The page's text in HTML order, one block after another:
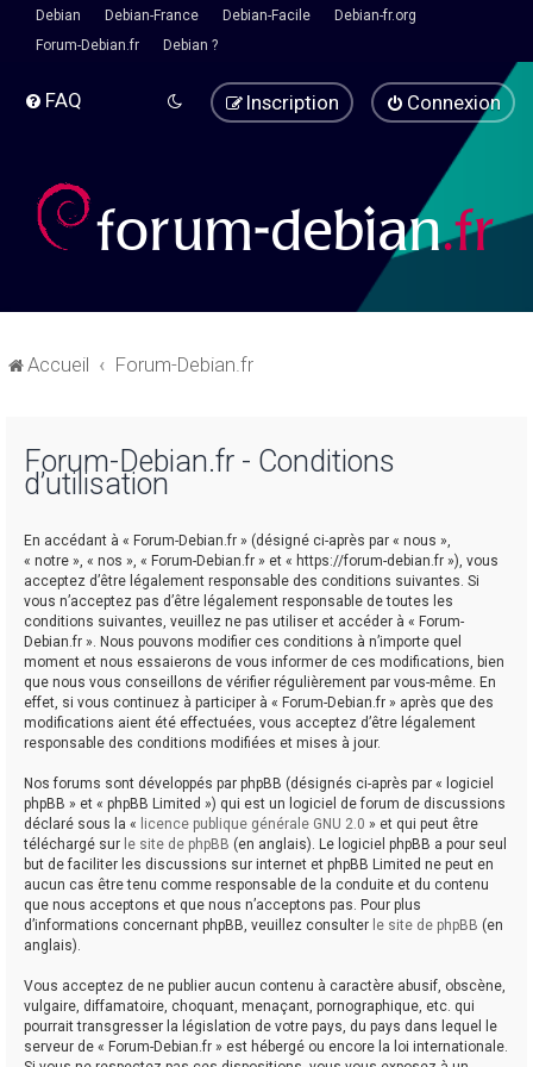
Debian Debian-France Debian-Facile
Debian-fr.org
Forum-Debian.fr
Debian ?
FAQ Connexion
Inscription
Accueil Forum-Debian.fr
Forum-Debian.fr - Conditions
d’utilisation
En accédant à « Forum-Debian.fr » (désigné ci-après par « nous »,
« notre », « nos », « Forum-Debian.fr » et « https://forum-debian.fr »), vous
acceptez d’être légalement responsable des conditions suivantes. Si
vous n’acceptez pas d’être légalement responsable de toutes les
conditions suivantes, veuillez ne pas utiliser et accéder à « Forum-
Debian.fr ». Nous pouvons modifier ces conditions à n’importe quel
moment et nous essaierons de vous informer de ces modifications, bien
que nous vous conseillons de vérifier régulièrement par vous-même. En
effet, si vous continuez à participer à « Forum-Debian.fr » après que des
modifications aient été effectuées, vous acceptez d’être légalement
responsable des conditions modifiées et mises à jour.
Nos forums sont développés par phpBB (désignés ci-après par « logiciel
phpBB » et « phpBB Limited ») qui est un logiciel de forum de discussions
déclaré sous la « licence publique générale GNU 2.0 » et qui peut être
téléchargé sur le site de phpBB (en anglais). Le logiciel phpBB a pour seul
but de faciliter les discussions sur internet et phpBB Limited ne peut en
aucun cas être tenu comme responsable de la conduite et du contenu
que nous acceptons et que nous n’acceptons pas. Pour plus
d’informations concernant phpBB, veuillez consulter le site de phpBB (en
anglais).
Vous acceptez de ne publier aucun contenu à caractère abusif, obscène,
vulgaire, diffamatoire, choquant, menaçant, pornographique, etc. qui
pourrait transgresser la législation de votre pays, du pays dans lequel le
serveur de « Forum-Debian.fr » est hébergé ou encore la loi internationale.